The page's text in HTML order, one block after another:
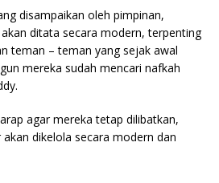
disampaikan oleh pimpinan,
ditata secara modern, terpenting
teman – teman yang sejak awal
mereka sudah mencari nafkah
agar mereka tetap dilibatkan,
dikelola secara modern dan